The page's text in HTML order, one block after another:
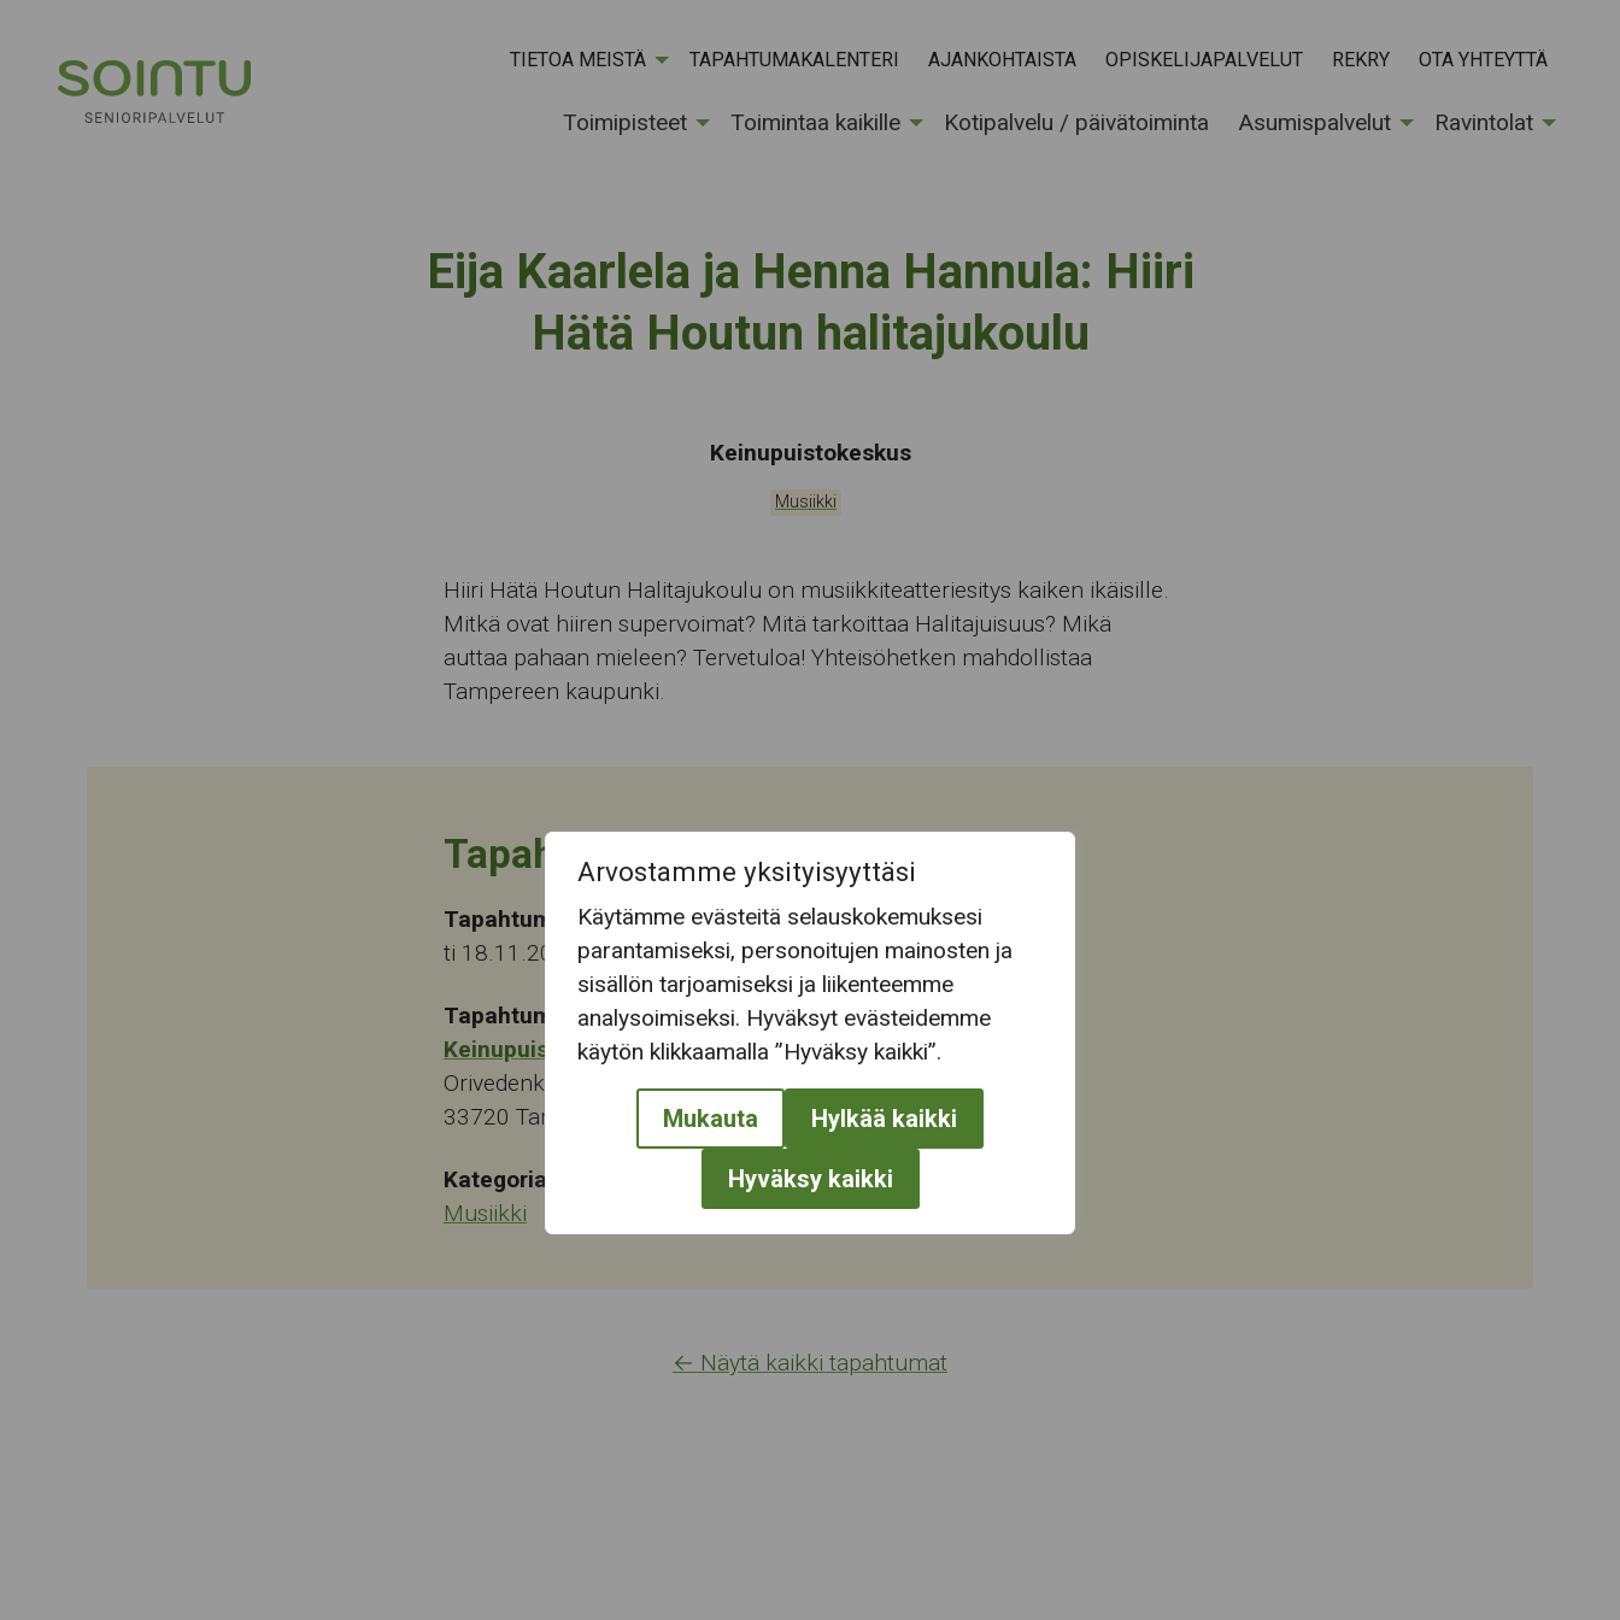
Arvostamme yksityisyyttäsi
Käytämme evästeitä selauskokemuksesi
parantamiseksi, personoitujen mainosten ja
sisällön tarjoamiseksi ja liikenteemme
analysoimiseksi. Hyväksyt evästeidemme
käytön klikkaamalla ”Hyväksy kaikki”.
Mukauta Hylkää kaikki
Hyväksy kaikki
TIETOA MEISTÄ TAPAHTUMAKALENTERI AJANKOHTAISTA OPISKELIJAPALVELUT REKRY OTA YHTEYTTÄ
Toimipisteet Toimintaa kaikille Kotipalvelu / päivätoiminta Asumispalvelut Ravintolat
Eija Kaarlela ja Henna Hannula: Hiiri
Hätä Houtun halitajukoulu
Tapahtumapaikka:
Keinupuistokeskus
Kategoriat:
Musiikki
Hiiri Hätä Houtun Halitajukoulu on musiikkiteatteriesitys kaiken ikäisille.
Mitkä ovat hiiren supervoimat? Mitä tarkoittaa Halitajuisuus? Mikä
auttaa pahaan mieleen? Tervetuloa! Yhteisöhetken mahdollistaa
Tampereen kaupunki.
Tapahtuman tiedot
Tapahtuma-aika
ti 18.11.2025 10:00
Tapahtumapaikka:
Keinupuistokeskus
Orivedenkatu 28
33720 Tampere
Kategoriat:
Musiikki
← Näytä kaikki tapahtumat